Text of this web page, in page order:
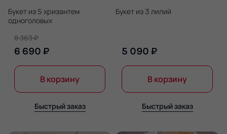
Букет из 5 хризантем
одноголовых
6 690 ₽
8 363 ₽
В корзину
Быстрый заказ
Букет из 3 лилий
5 090 ₽
В корзину
Быстрый заказ